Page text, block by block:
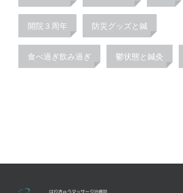
開院３周年 防災グッズと鍼
食べ過ぎ飲み過ぎ 鬱状態と鍼灸